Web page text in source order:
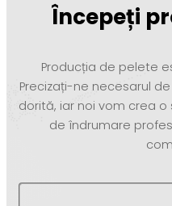
Începeți
Producția de pelete
Precizați-ne necesarul
dorită, iar noi vom crea
de îndrumare